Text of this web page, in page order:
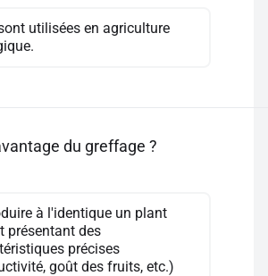
utilisées en agriculture
du greffage ?
à l'identique un plant
présentant des
précises
goût des fruits, etc.)